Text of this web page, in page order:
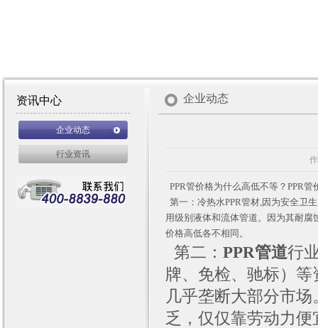
资讯中心
企业动态
行业资讯
企业动态
PPR管价格为什么高低不等？PPR
第一：冷热水PPR管材,因为安全卫
用级别液体和流体管道。因为其耐腐
价格高低各不相同。
第二： PPR管道行
牌、免检、驰标）
几乎垄断大部分市
乏，仅仅靠劳动力